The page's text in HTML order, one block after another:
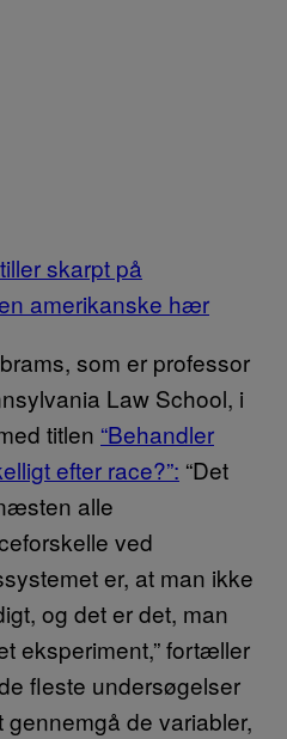
skarpt på
amerikanske hær
som er professor
Law School, i
titlen “Behandler
efter race?”: “Det
alle
ved
er, at man ikke
og det er det, man
eksperiment,” fortæller
fleste undersøgelser
de variabler,